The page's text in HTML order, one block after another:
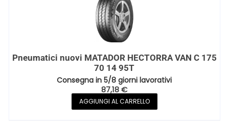
Pneumatici nuovi MATADOR HECTORRA VAN C 175
70 14 95T
Consegna in 5/8 giorni lavorativi
87,18€
AGGIUNGI AL CARRELLO